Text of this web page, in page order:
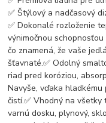
✅ Štýlový a nadčasový
✅ Dokonalé rozloženie
výnimočnou
čo znamená, že vaše
šťavnaté.✅ Odolný
riad pred koróziou,
Navyše, vďaka
čistí.✅ Vhodný na všetky
varnú dosku, plynový,